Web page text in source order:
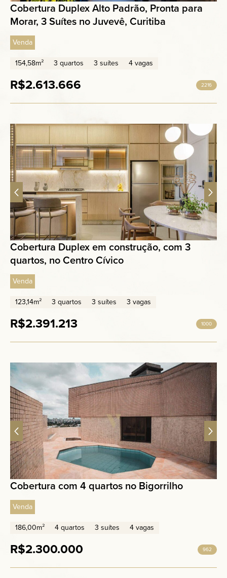
Cobertura Duplex Alto Padrão, Pronta para
Morar, 3 Suítes no Juvevê, Curitiba
Venda
154,58m²
3 quartos 3 suítes 4 vagas
R$2.613.666 2216
Cobertura Duplex em construção, com 3
quartos, no Centro Cívico
Venda
123,14m²
3 quartos 3 suítes 3 vagas
R$2.391.213 1000
Cobertura com 4 quartos no Bigorrilho
Venda
186,00m²
4 quartos 3 suítes 4 vagas
R$2.300.000 962